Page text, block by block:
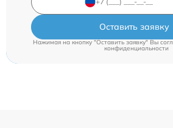
Оставить заявку
Нажимая на кнопку "Оставить заявку" Вы
конфиденциальности